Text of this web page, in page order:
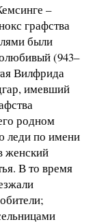
–
графства
были
(943–
Вилфрида
имевший
родном
леди по имени
женский
В то время